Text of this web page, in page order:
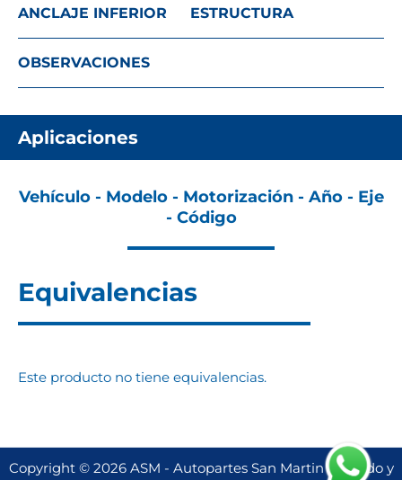
ANCLAJE INFERIOR ESTRUCTURA
OBSERVACIONES
Aplicaciones
Vehículo - Modelo - Motorización - Año - Eje
- Código
Equivalencias
Este producto no tiene equivalencias.
Copyright © 2026 ASM - Autopartes San Martin | Creado y